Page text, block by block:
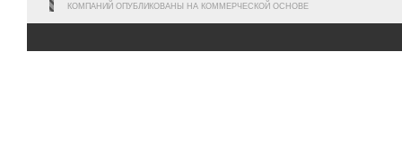
КОМПАНИЙ ОПУБЛИКОВАНЫ НА КОММЕРЧЕСКОЙ ОСНОВЕ